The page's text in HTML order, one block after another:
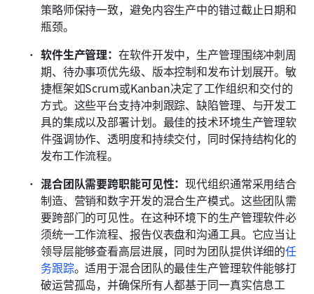
策略师保持一致，避免内容生产中的错过截止日期和
瓶颈。
软件生产管理：在软件开发中，生产管理围绕冲刺周
期、待办事项优先级、版本控制和发布计划展开。敏
捷框架如Scrum或Kanban决定了工作组织和交付的
方式。这些平台支持冲刺跟踪、缺陷管理、与开发工
具的集成以及部署计划。最佳的技术环境生产管理软
件强调协作、透明度和持续交付，同时保持结构化的
发布工作流程。
混合团队需要跨职能可见性： 现代组织通常采用结合
制造、营销和数字开发的混合生产模式。这些团队需
要跨部门的可见性。在这种环境下的生产管理软件必
须统一工作流程、报告仪表盘和沟通工具。它应当让
领导层能够查看高层进展，同时为团队提供详细的任
务跟踪。适用于混合团队的最佳生产管理软件能够打
破运营孤岛，并确保所有人都基于同一真实信息工